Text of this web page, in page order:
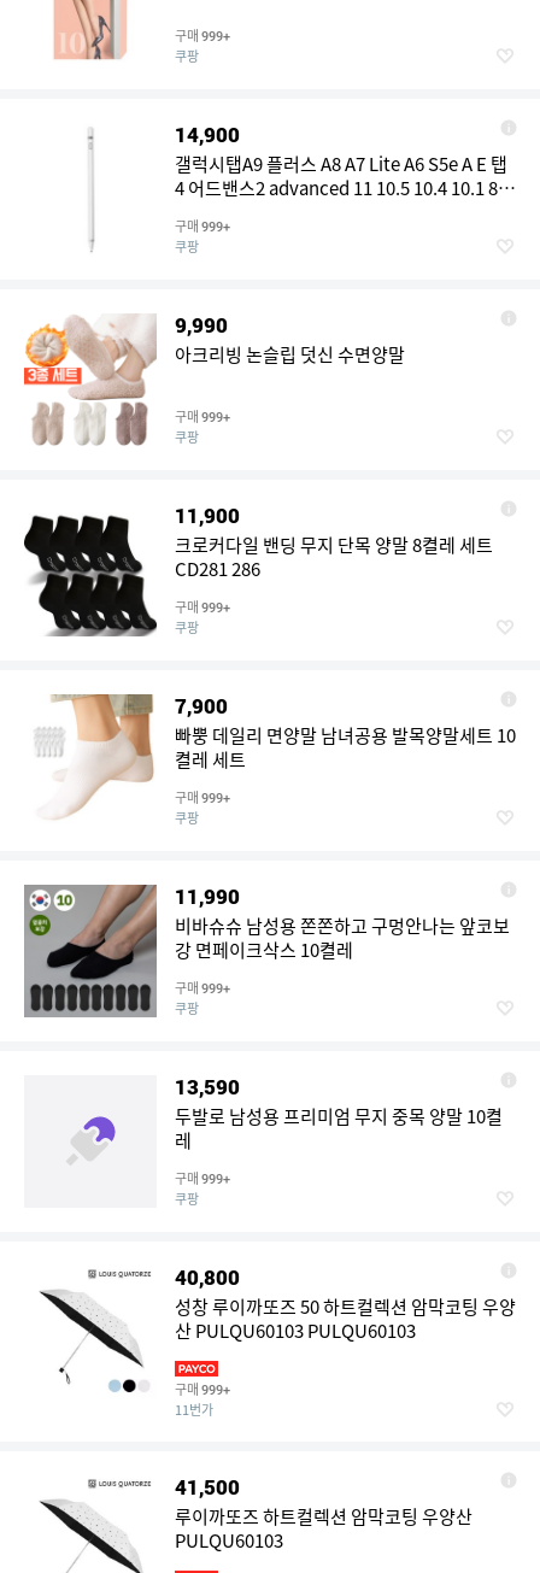
구매 999+
쿠팡
14,900
갤럭시탭A9 플러스 A8 A7 Lite A6 S5e A E 탭
4 어드밴스2 advanced 11 10.5 10.4 10.1 8.7
구, 1개, 화이트
구매 999+
쿠팡
9,990
아크리빙 논슬립 덧신 수면양말
구매 999+
쿠팡
11,900
크로커다일 밴딩 무지 단목 양말 8켤레 세트
CD281 286
구매 999+
쿠팡
7,900
빠뿡 데일리 면양말 남녀공용 발목양말세트 10
켤레 세트
구매 999+
쿠팡
11,990
비바슈슈 남성용 쫀쫀하고 구멍안나는 앞코보
강 면페이크삭스 10켤레
구매 999+
쿠팡
13,590
두발로 남성용 프리미엄 무지 중목 양말 10켤
레
구매 999+
쿠팡
40,800
성창 루이까또즈 50 하트컬렉션 암막코팅 우양
산 PULQU60103 PULQU60103
구매 999+
11번가
41,500
루이까또즈 하트컬렉션 암막코팅 우양산
PULQU60103